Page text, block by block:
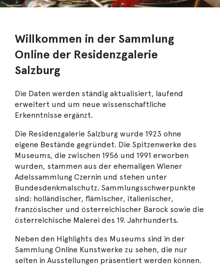
Willkommen in der Sammlung
Online der Residenzgalerie
Salzburg
Die Daten werden ständig aktualisiert, laufend
erweitert und um neue wissenschaftliche
Erkenntnisse ergänzt.
Die Residenzgalerie Salzburg wurde 1923 ohne
eigene Bestände gegründet. Die Spitzenwerke des
Museums, die zwischen 1956 und 1991 erworben
wurden, stammen aus der ehemaligen Wiener
Adelssammlung Czernin und stehen unter
Bundesdenkmalschutz. Sammlungsschwerpunkte
sind: holländischer, flämischer, italienischer,
französischer und österreichischer Barock sowie die
österreichische Malerei des 19. Jahrhunderts.
Neben den Highlights des Museums sind in der
Sammlung Online Kunstwerke zu sehen, die nur
selten in Ausstellungen präsentiert werden können.